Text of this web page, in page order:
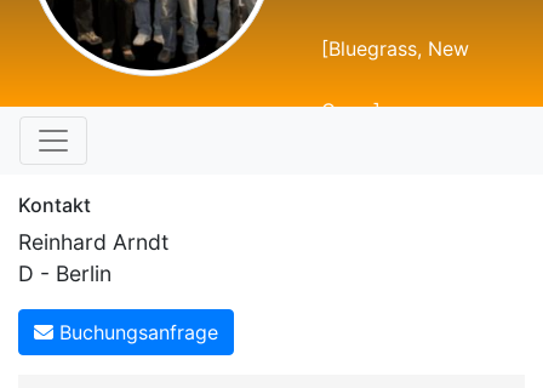
[Bluegrass, New
Grass]
Kontakt
Reinhard Arndt
D - Berlin
Buchungsanfrage